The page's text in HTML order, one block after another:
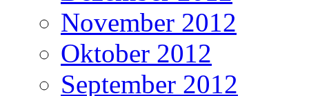
November 2012
Oktober 2012
September 2012